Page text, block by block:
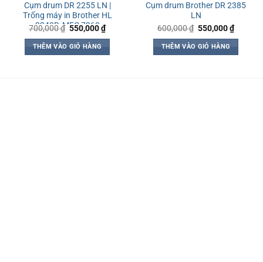
Cụm drum DR 2255 LN |
Trống máy in Brother HL
2240D, MFC 7360
700,000₫ Giá
là:
700,000 ₫.
550,000₫Giá
hiện
550,000 ₫.
THÊM VÀO GIỎ HÀNG
Cụm drum Brother DR 2385
LN
600,000₫ Giá
là:
600,000 ₫.
550,000₫Giá
hiện
THÊM VÀO GIỎ HÀNG